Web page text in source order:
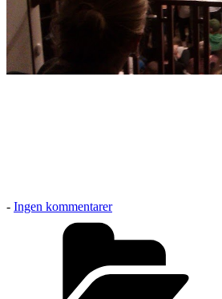
- Ingen kommentarertil
vi
´r
fusen